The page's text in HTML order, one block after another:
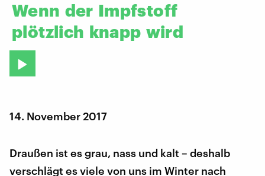
Wenn der Impfstoff
plötzlich knapp wird
14. November 2017
Draußen ist es grau, nass und kalt – deshalb
verschlägt es viele von uns im Winter nach